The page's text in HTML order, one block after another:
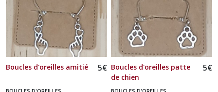
Boucles d'oreilles amitié 5€ Boucles d'oreilles patte
de chien
5€